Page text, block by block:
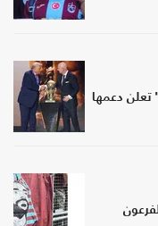
تعلن دعمها